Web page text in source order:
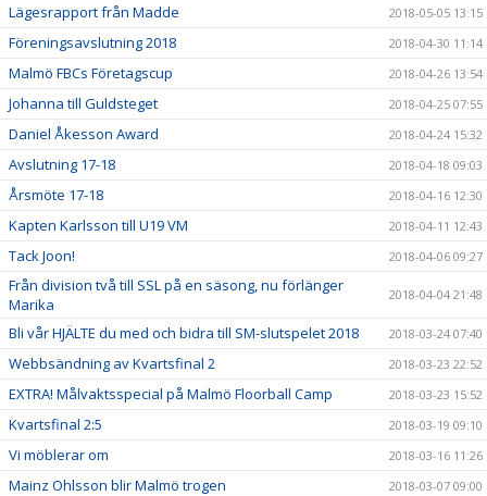
Lägesrapport från Madde 2018-05-05 13:15
Föreningsavslutning 2018 2018-04-30 11:14
Malmö FBCs Företagscup 2018-04-26 13:54
Johanna till Guldsteget 2018-04-25 07:55
Daniel Åkesson Award 2018-04-24 15:32
Avslutning 17-18 2018-04-18 09:03
Årsmöte 17-18 2018-04-16 12:30
Kapten Karlsson till U19 VM 2018-04-11 12:43
Tack Joon! 2018-04-06 09:27
Från division två till SSL på en säsong, nu förlänger
Marika
2018-04-04 21:48
Bli vår HJÄLTE du med och bidra till SM-slutspelet 2018 2018-03-24 07:40
Webbsändning av Kvartsfinal 2 2018-03-23 22:52
EXTRA! Målvaktsspecial på Malmö Floorball Camp 2018-03-23 15:52
Kvartsfinal 2:5 2018-03-19 09:10
Vi möblerar om 2018-03-16 11:26
Mainz Ohlsson blir Malmö trogen 2018-03-07 09:00